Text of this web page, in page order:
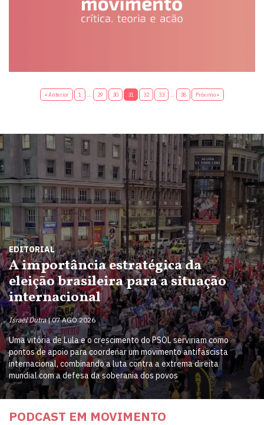
« Anterior 1 29 30 31 32 33 38 Próximo »
EDITORIAL
A importância estratégica da
eleição brasileira para a situação
internacional
Israel Dutra 07 AGO 2026
Uma vitória de Lula e o crescimento do PSOL serviriam como
pontos de apoio para coordenar um movimento antifascista
internacional, combinando a luta contra a extrema direita
mundial com a defesa da soberania dos povos
PODCAST EM MOVIMENTO